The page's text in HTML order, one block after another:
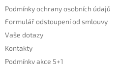
Podmínky ochrany osobních údajů
Formulář odstoupení od smlouvy
Vaše dotazy
Kontakty
Podmínky akce 5+1